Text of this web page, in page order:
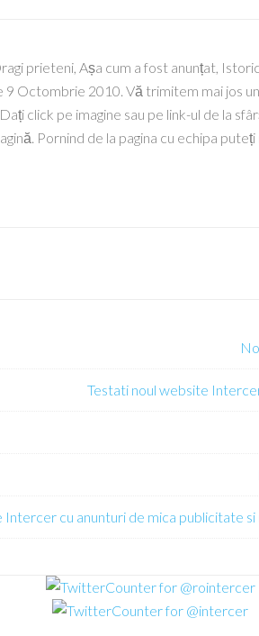
prieteni, Așa cum a fost anunțat,
9 Octombrie 2010. Vă trimitem mai jos
click pe imagine sau pe link-ul de la
Pornind de la pagina cu echipa
Testati noul website
Intercer cu anunturi de mica publicitate